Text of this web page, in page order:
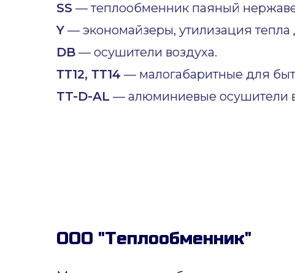
SS — теплообменник паяный
Y — экономайзеры, утилизация тепла
DB — осушители воздуха.
ТТ12, ТТ14 — малогабаритные для
TT-D-AL — алюминиевые осушители
ООО "Теплообменник"